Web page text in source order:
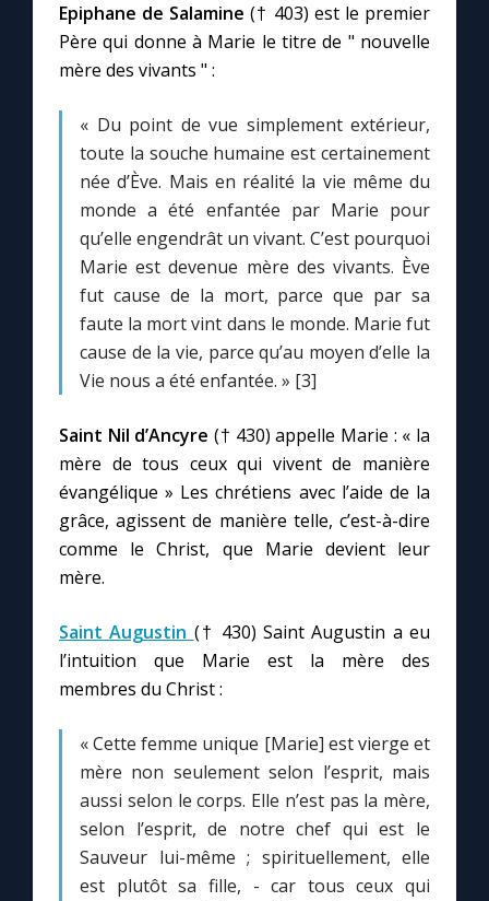
À la une
1000 Raisons de Croire
Chapelet pour le monde
Contact
Faire un don
Marie de Nazareth
Epiphane de Salamine († 403) est le premier
Père qui donne à Marie le titre de " nouvelle
mère des vivants " :
« Du point de vue simplement extérieur,
toute la souche humaine est certainement
née d’Ève. Mais en réalité la vie même du
monde a été enfantée par Marie pour
qu’elle engendrât un vivant. C’est pourquoi
Marie est devenue mère des vivants. Ève
fut cause de la mort, parce que par sa
faute la mort vint dans le monde. Marie fut
cause de la vie, parce qu’au moyen d’elle la
Vie nous a été enfantée. » [3]
Saint Nil d’Ancyre († 430) appelle Marie : « la
mère de tous ceux qui vivent de manière
évangélique » Les chrétiens avec l’aide de la
grâce, agissent de manière telle, c’est-à-dire
comme le Christ, que Marie devient leur
mère.
Saint Augustin († 430) Saint Augustin a eu
l’intuition que Marie est la mère des
membres du Christ :
« Cette femme unique [Marie] est vierge et
mère non seulement selon l’esprit, mais
aussi selon le corps. Elle n’est pas la mère,
selon l’esprit, de notre chef qui est le
Sauveur lui-même ; spirituellement, elle
est plutôt sa fille, - car tous ceux qui